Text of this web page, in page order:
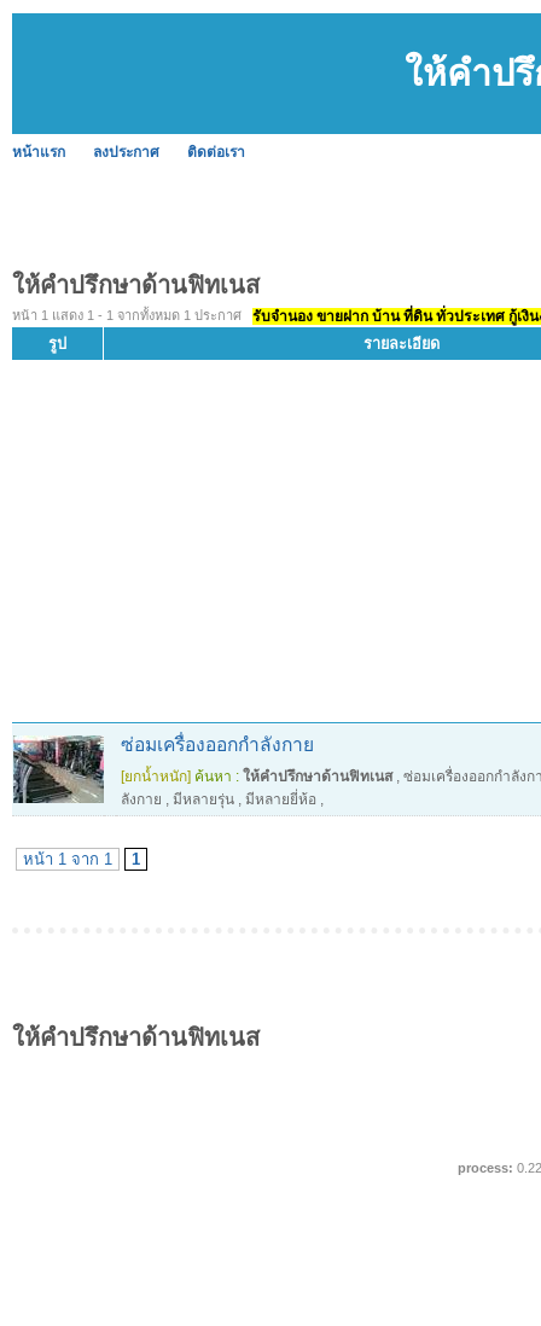
ให้คำป
หน้าแรก ลงประกาศ ติดต่อเรา
ให้คำปรึกษาด้านฟิทเนส
หน้า 1 แสดง 1 - 1 จากทั้งหมด 1 ประกาศ รับจำนอง ขายฝาก บ้าน ที่ดิน ทั่วประเทศ กู้เงิ
รูป รายละเอียด
ซ่อมเครื่องออกกำลังกาย
[ยกน้ำหนัก] ค้นหา : ให้คำปรึกษาด้านฟิทเนส, ซ่อมเครื่องออกกำลังก
ลังกาย , มีหลายรุ่น , มีหลายยี่ห้อ ,
หน้า 1 จาก 1 1
ให้คำปรึกษาด้านฟิทเนส
process: